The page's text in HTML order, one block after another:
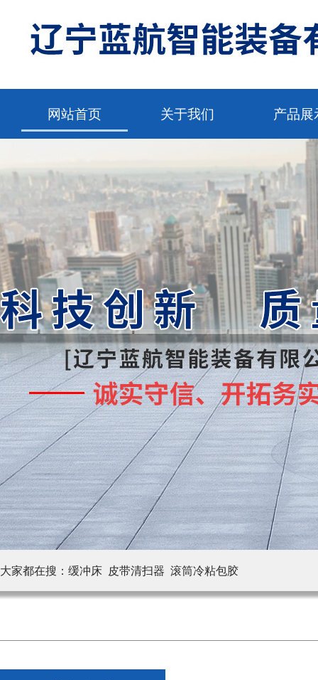
网站首页 关于我们 产品展
大家都在搜： 缓冲床 皮带清扫器 滚筒冷粘包胶